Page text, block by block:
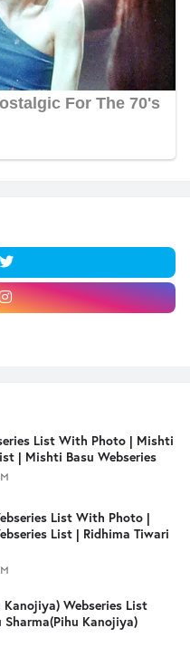
List With Photo | Mishti
| Mishti Basu Webseries
List With Photo |
List | Ridhima Tiwari
Kanojiya) Webseries List
Kanojiya)